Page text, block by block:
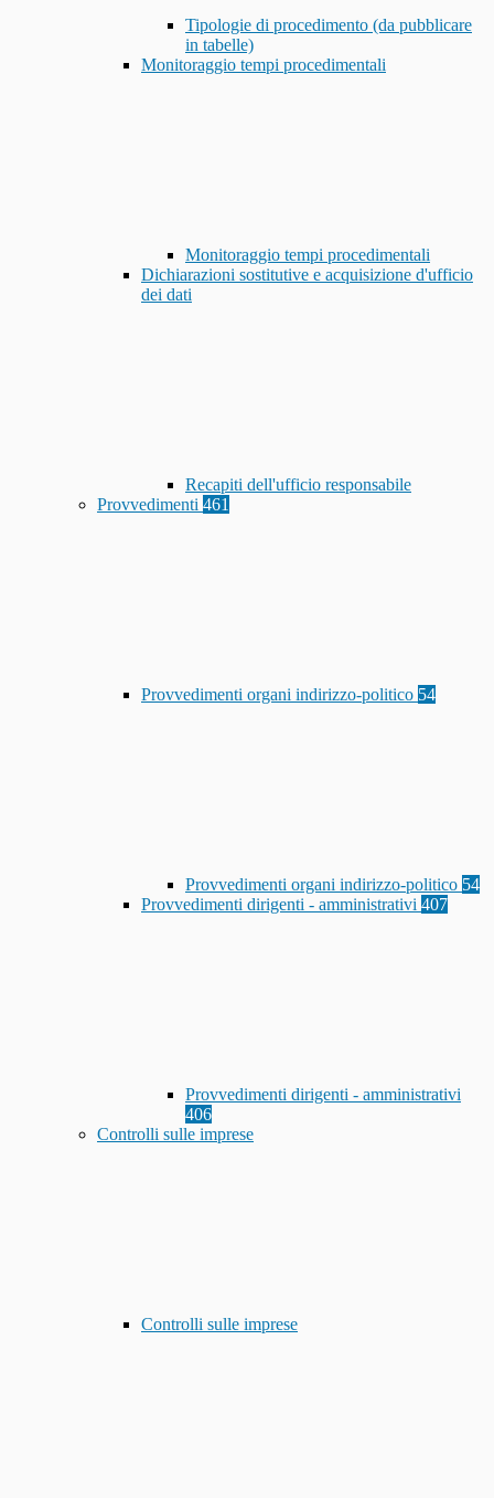
Tipologie di procedimento (da pubblicare
in tabelle)
Monitoraggio tempi procedimentali
Monitoraggio tempi procedimentali
Dichiarazioni sostitutive e acquisizione d'ufficio
dei dati
Recapiti dell'ufficio responsabile
Provvedimenti 461
Provvedimenti organi indirizzo-politico 54
Provvedimenti organi indirizzo-politico 54
Provvedimenti dirigenti - amministrativi 407
Provvedimenti dirigenti - amministrativi
406
Controlli sulle imprese
Controlli sulle imprese